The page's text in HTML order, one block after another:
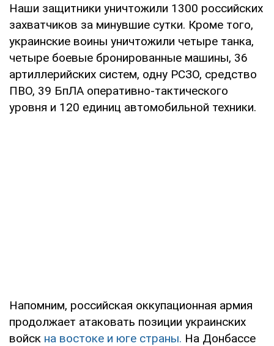
Наши защитники уничтожили 1300 российских
захватчиков за минувшие сутки. Кроме того,
украинские воины уничтожили четыре танка,
четыре боевые бронированные машины, 36
артиллерийских систем, одну РСЗО, средство
ПВО, 39 БпЛА оперативно-тактического
уровня и 120 единиц автомобильной техники.
Напомним, российская оккупационная армия
продолжает атаковать позиции украинских
войск на востоке и юге страны. На Донбассе